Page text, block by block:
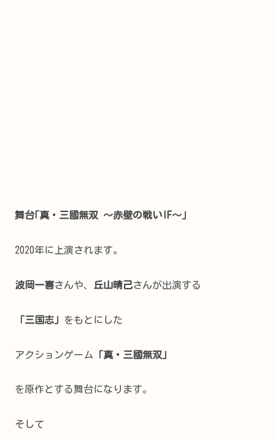
舞台｢真・三國無双 ～赤壁の戦いIF～｣
2020年に上演されます。
波岡一喜さんや、 丘山晴己さんが出演する
「三国志」 をもとにした
アクションゲーム 「真・三國無双」
を原作とする舞台になります。
そして